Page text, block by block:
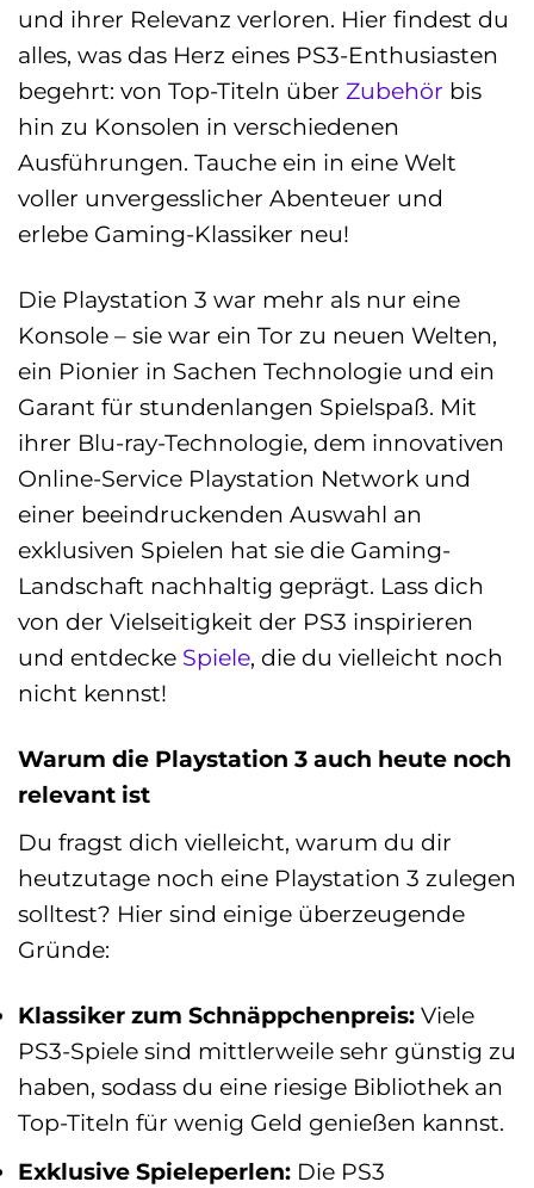
und ihrer Relevanz verloren. Hier findest du
alles, was das Herz eines PS3-Enthusiasten
begehrt: von Top-Titeln über Zubehör bis
hin zu Konsolen in verschiedenen
Ausführungen. Tauche ein in eine Welt
voller unvergesslicher Abenteuer und
erlebe Gaming-Klassiker neu!
Die Playstation 3 war mehr als nur eine
Konsole – sie war ein Tor zu neuen Welten,
ein Pionier in Sachen Technologie und ein
Garant für stundenlangen Spielspaß. Mit
ihrer Blu-ray-Technologie, dem innovativen
Online-Service Playstation Network und
einer beeindruckenden Auswahl an
exklusiven Spielen hat sie die Gaming-
Landschaft nachhaltig geprägt. Lass dich
von der Vielseitigkeit der PS3 inspirieren
und entdecke Spiele, die du vielleicht noch
nicht kennst!
Warum die Playstation 3 auch heute noch
relevant ist
Du fragst dich vielleicht, warum du dir
heutzutage noch eine Playstation 3 zulegen
solltest? Hier sind einige überzeugende
Gründe:
Klassiker zum Schnäppchenpreis: Viele
PS3-Spiele sind mittlerweile sehr günstig zu
haben, sodass du eine riesige Bibliothek an
Top-Titeln für wenig Geld genießen kannst.
Exklusive Spieleperlen: Die PS3